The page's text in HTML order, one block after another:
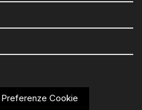
Cookie